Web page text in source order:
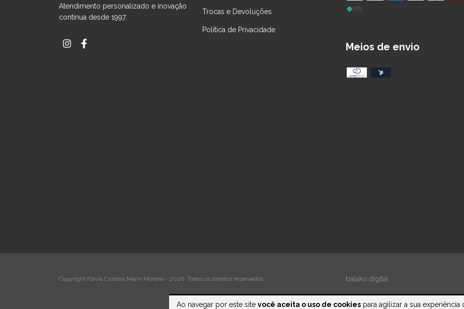
Ao navegar por este site você aceita o uso de cookies para agilizar a sua experiência
Atendimento personalizado e inovação
contínua desde 1997.
Trocas e Devoluções
Política de Privacidade
Meios de envio
Copyright Flavia Cristina Marin Moreno - 2026. Todos os direitos reservados. balako.digital